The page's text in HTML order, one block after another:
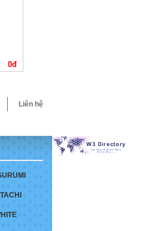
0đ
Liên hệ